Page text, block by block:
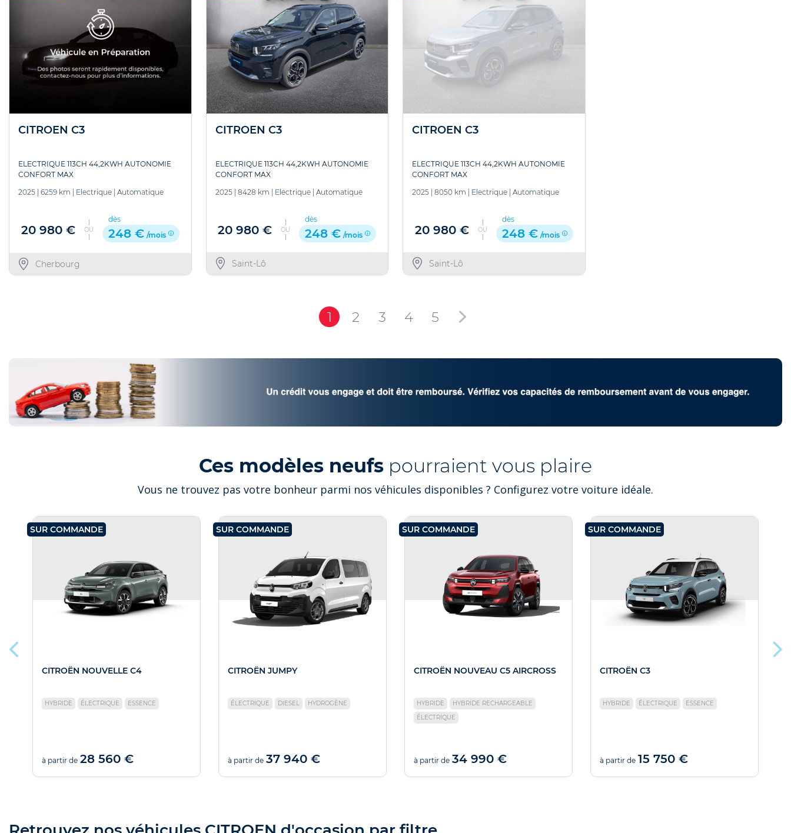
CITROEN C3
ELECTRIQUE 113CH 44,2KWH AUTONOMIE
CONFORT MAX
2025 6259 km Electrique Automatique
20 980 € OU
dès
248 € /mois
Cherbourg
CITROEN C3
ELECTRIQUE 113CH 44,2KWH AUTONOMIE
CONFORT MAX
2025| 8428 km Electrique| Automatique
20 980 € OU
dès
248 € /mois
Saint-Lô
CITROEN C3
ELECTRIQUE 113CH 44,2KWH AUTONOMIE
CONFORT MAX
2025 8050 km Electrique Automatique
20 980 € OU
dès
248 € /mois
Saint-Lô
1 2 3 4 5
Ces modèles neufs pourraient vous plaire
Vous ne trouvez pas votre bonheur parmi nos véhicules disponibles ? Configurez votre voiture idéale.
SUR COMMANDE
CITROËN NOUVELLE C4
HYBRIDE ÉLECTRIQUE ESSENCE
à partir de 28 560 €
SUR COMMANDE
CITROËN JUMPY
ÉLECTRIQUE DIESEL HYDROGÈNE
à partir de 37 940 €
SUR COMMANDE
CITROËN NOUVEAU C5 AIRCROSS
HYBRIDE
HYBRIDE RECHARGEABLE
ÉLECTRIQUE
à partir de 34 990 €
SUR COMMANDE
CITROËN C3
HYBRIDE ÉLECTRIQUE ESSENCE
à partir de 15 750 €